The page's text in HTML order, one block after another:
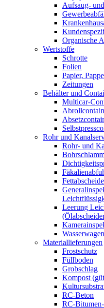
Aufsaug-
Organische
Wertstoffe
Schrotte
Folien
Papier,
Zeitungen
Behälter und
Multicar-
Rohr und
Rohr- und
Leerung
Wasserwagen
Materiallieferungen
Frostschutz
Füllboden
Grobschlag
Kompost
RC-Beton
RC-